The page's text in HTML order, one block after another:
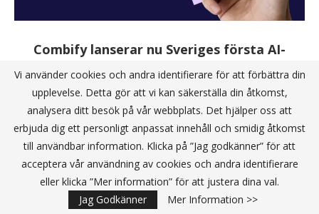
Combify lanserar nu Sveriges första AI-
Publicerat av:Redaktionen 2024-03-01
Combify lanserar Sveriges första AI-drivna sökmotor för
fastighetsinformation. Alla bolag som är intresserade av hitta
fastighetsinformation som tex. fastighetsutvecklare,
arkitektfirmor eller tillväxt- och infrastrukturbolag, har länge
kämpat med att samla …
Vi använder cookies och andra identifierare för att förbättra din
upplevelse. Detta gör att vi kan säkerställa din åtkomst,
analysera ditt besök på vår webbplats. Det hjälper oss att
erbjuda dig ett personligt anpassat innehåll och smidig åtkomst
till användbar information. Klicka på ”Jag godkänner” för att
acceptera vår användning av cookies och andra identifierare
eller klicka ”Mer information” för att justera dina val.
Jag Godkänner
Mer Information >>